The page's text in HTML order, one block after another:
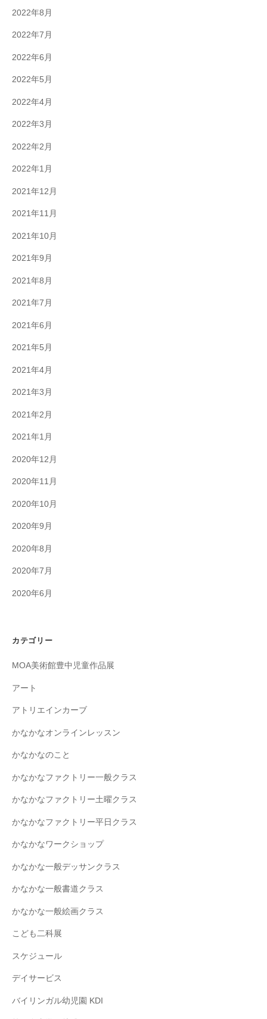
2022年8月
2022年7月
2022年6月
2022年5月
2022年4月
2022年3月
2022年2月
2022年1月
2021年12月
2021年11月
2021年10月
2021年9月
2021年8月
2021年7月
2021年6月
2021年5月
2021年4月
2021年3月
2021年2月
2021年1月
2020年12月
2020年11月
2020年10月
2020年9月
2020年8月
2020年7月
2020年6月
カテゴリー
MOA美術館豊中児童作品展
アート
アトリエインカーブ
かなかなオンラインレッスン
かなかなのこと
かなかなファクトリー一般クラス
かなかなファクトリー土曜クラス
かなかなファクトリー平日クラス
かなかなワークショップ
かなかな一般デッサンクラス
かなかな一般書道クラス
かなかな一般絵画クラス
こども二科展
スケジュール
デイサービス
バイリンガル幼児園 KDI